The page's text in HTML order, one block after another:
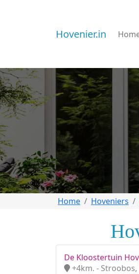
Hovenier.in
Home Hoveniers
De Kloostertuin
+4km. -